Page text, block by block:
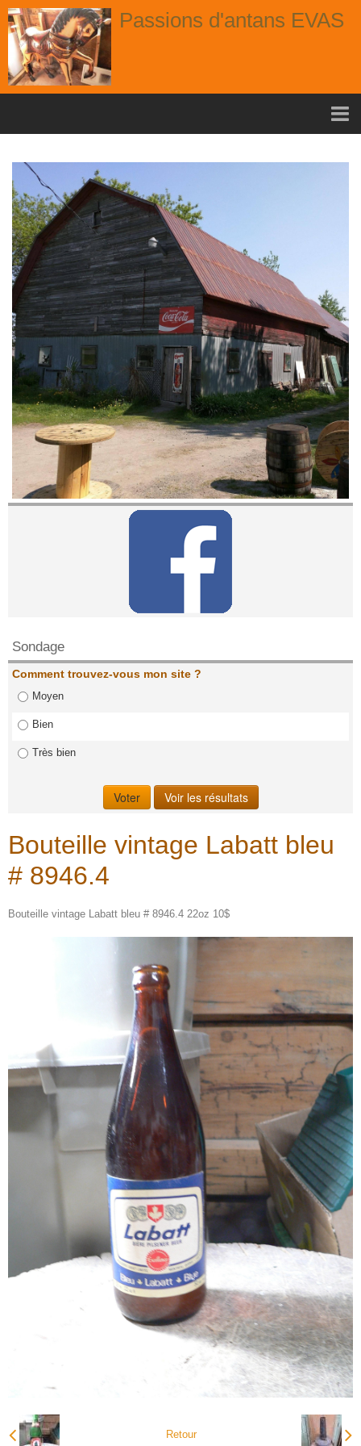
Passions d'antans EVAS
nouvelle arrivage aout
Album
Portes
Fenêtres
Chaises
Contact
Contactez nous!
Sondage
Comment trouvez-vous mon site ?
Moyen
Bien
Très bien
Bouteille vintage Labatt bleu
# 8946.4
Bouteille vintage Labatt bleu # 8946.4 22oz 10$
Retour